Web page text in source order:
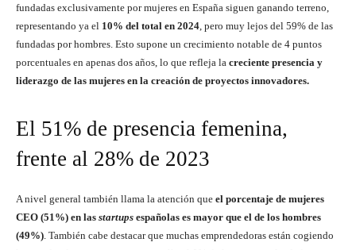
fundadas exclusivamente por mujeres en España siguen ganando terreno,
representando ya el 10% del total en 2024 , pero muy lejos del 59% de las
fundadas por hombres. Esto supone un crecimiento notable de 4 puntos
porcentuales en apenas dos años, lo que refleja la creciente presencia y
liderazgo de las mujeres en la creación de proyectos innovadores.
El 51% de presencia femenina,
frente al 28% de 2023
A nivel general también llama la atención que el porcentaje de mujeres
CEO (51%) en las startups españolas es mayor que el de los hombres
(49%) . También cabe destacar que muchas emprendedoras están cogiendo